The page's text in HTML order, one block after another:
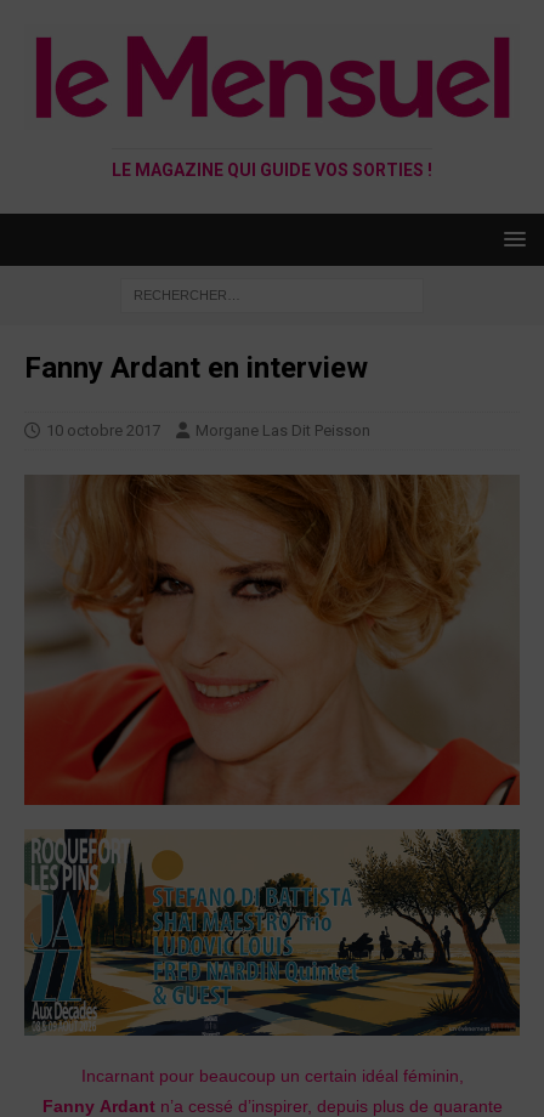
LE MAGAZINE QUI GUIDE VOS SORTIES !
Fanny Ardant en interview
10 octobre 2017 Morgane Las Dit Peisson
Incarnant pour beaucoup un certain idéal féminin,
Fanny Ardantn’a cessé d’inspirer, depuis plus de quarante